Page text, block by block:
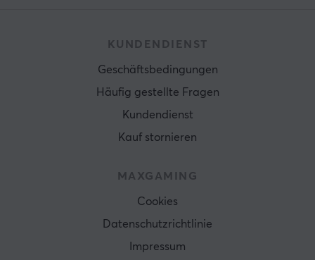
KUNDENDIENST
Geschäftsbedingungen
Häufig gestellte Fragen
Kundendienst
Kauf stornieren
MAXGAMING
Cookies
Datenschutzrichtlinie
Impressum